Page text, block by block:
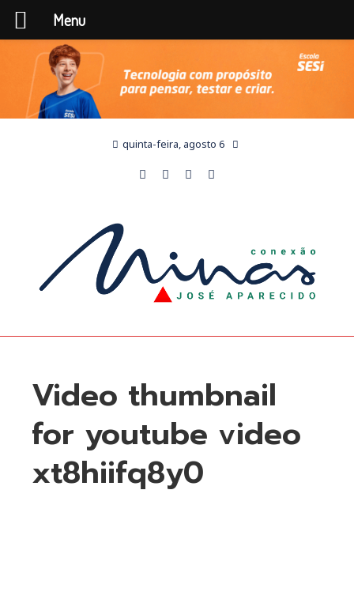
quinta-feira, agosto 6
Video thumbnail
for youtube video
xt8hiifq8y0
Menu